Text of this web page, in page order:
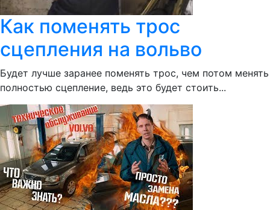
Как поменять трос
сцепления на вольво
Будет лучше заранее поменять трос, чем потом менять
полностью сцепление, ведь это будет стоить...